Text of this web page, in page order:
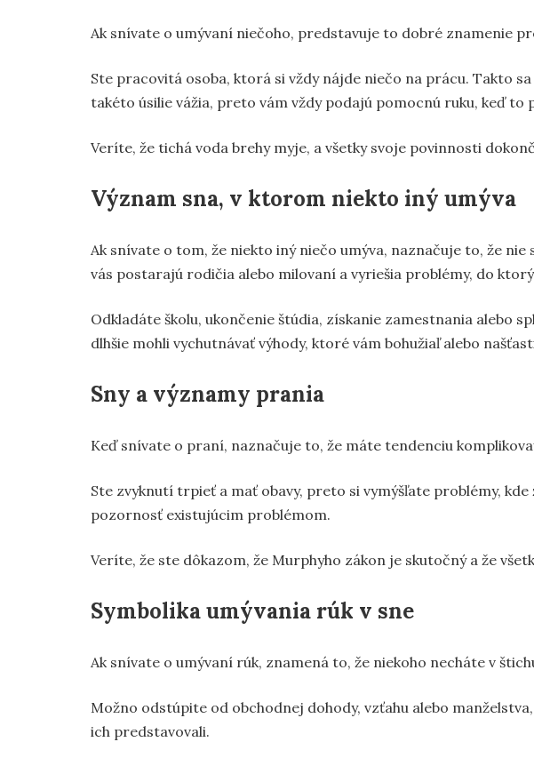
Ak snívate o umývaní niečoho, predstavuje to dobré znamenie
Ste pracovitá osoba, ktorá si vždy nájde niečo na prácu. Takto
takéto úsilie vážia, preto vám vždy podajú pomocnú ruku, keď to
Veríte, že tichá voda brehy myje, a všetky svoje povinnosti
Význam sna, v ktorom niekto iný umýva
Ak snívate o tom, že niekto iný niečo umýva, naznačuje to, že nie
vás postarajú rodičia alebo milovaní a vyriešia problémy, do
Odkladáte školu, ukončenie štúdia, získanie zamestnania alebo
dlhšie mohli vychutnávať výhody, ktoré vám bohužiaľ alebo
Sny a významy prania
Keď snívate o praní, naznačuje to, že máte tendenciu
Ste zvyknutí trpieť a mať obavy, preto si vymýšľate problémy, kde
pozornosť existujúcim problémom.
Veríte, že ste dôkazom, že Murphyho zákon je skutočný a že
Symbolika umývania rúk v sne
Ak snívate o umývaní rúk, znamená to, že niekoho necháte v
Možno odstúpite od obchodnej dohody, vzťahu alebo
ich predstavovali.